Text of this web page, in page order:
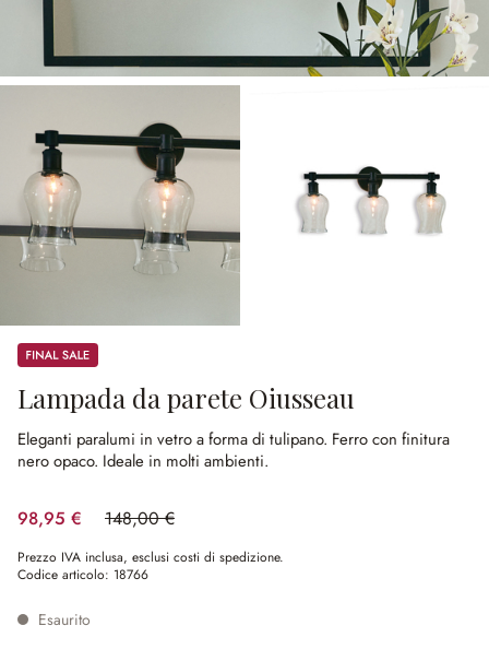
Sale
Lampada da parete Oiusseau
Eleganti paralumi in vetro a forma di tulipano. Ferro con finitura
nero opaco. Ideale in molti ambienti.
98,95 € 148,00 €
(risparmio 33.14%)
Prezzo IVA inclusa, esclusi costi di spedizione.
Codice articolo: 18766
Esaurito